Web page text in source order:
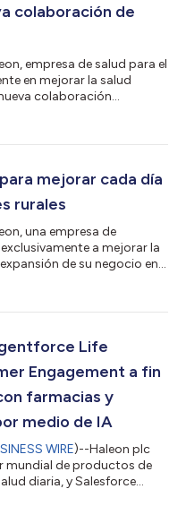
colaboración de
empresa de salud para el
en mejorar la salud
colaboración
de su estrategia
365 Copilot y
generali...
mejorar cada día
rurales
una empresa de
a mejorar la
de su negocio en
de consumidores más para
la construcción de una
Life
Engagement a fin
farmacias y
medio de IA
WIRE)--Haleon plc
mundial de productos de
diaria, y Salesforce